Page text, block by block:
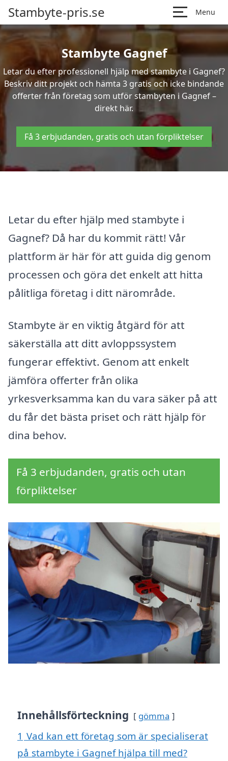
Stambyte-pris.se Menu
Stambyte Gagnef
Letar du efter professionell hjälp med stambyte i Gagnef?
Beskriv ditt projekt och hämta 3 gratis och icke bindande
offerter från företag som utför stambyten i Gagnef –
direkt här.
Få 3 erbjudanden, gratis och utan förpliktelser
Letar du efter hjälp med stambyte i
Gagnef? Då har du kommit rätt! Vår
plattform är här för att guida dig genom
processen och göra det enkelt att hitta
pålitliga företag i ditt närområde.
Stambyte är en viktig åtgärd för att
säkerställa att ditt avloppssystem
fungerar effektivt. Genom att enkelt
jämföra offerter från olika
yrkesverksamma kan du vara säker på att
du får det bästa priset och rätt hjälp för
dina behov.
Få 3 erbjudanden, gratis och utan
förpliktelser
Innehållsförteckning gömma
1 Vad kan ett företag som är specialiserat
på stambyte i Gagnef hjälpa till med?